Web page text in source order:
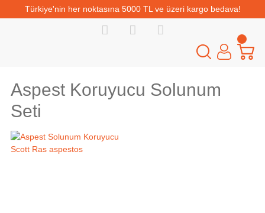
Türkiye'nin her noktasına 5000 TL ve üzeri kargo bedava!
Aspest Koruyucu Solunum
Seti